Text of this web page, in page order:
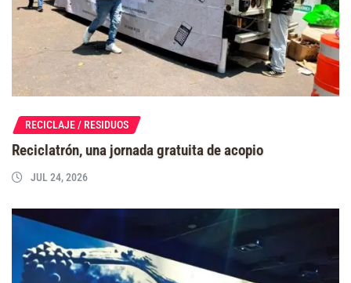
RECICLAJE / RESIDUOS
Reciclatrón, una jornada gratuita de acopio
JUL 24, 2026